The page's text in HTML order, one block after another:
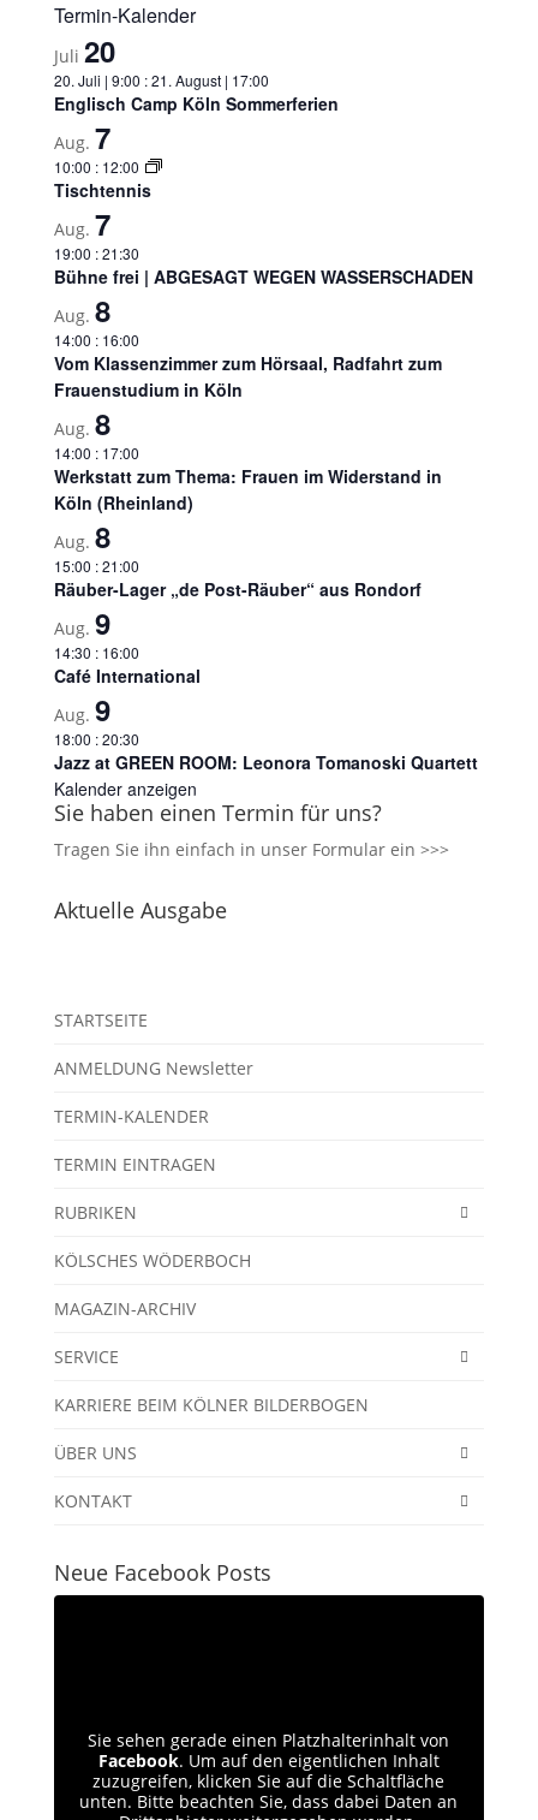
Termin-Kalender
Juli 20
20. Juli | 9:00 :21. August | 17:00
Englisch Camp Köln Sommerferien
Aug. 7
10:00 : 12:00
Tischtennis
Aug. 7
19:00 :21:30
Bühne frei | ABGESAGT WEGEN WASSERSCHADEN
Aug. 8
14:00 : 16:00
Vom Klassenzimmer zum Hörsaal, Radfahrt zum
Frauenstudium in Köln
Aug. 8
14:00 : 17:00
Werkstatt zum Thema: Frauen im Widerstand in
Köln (Rheinland)
Aug. 8
15:00 :21:00
Räuber-Lager „de Post-Räuber“ aus Rondorf
Aug. 9
14:30 : 16:00
Café International
Aug. 9
18:00 :20:30
Jazz at GREEN ROOM: Leonora Tomanoski Quartett
Kalender anzeigen
Sie haben einen Termin für uns?
Tragen Sie ihn einfach in unser Formular ein >>>
Aktuelle Ausgabe
STARTSEITE
ANMELDUNG Newsletter
TERMIN-KALENDER
TERMIN EINTRAGEN
RUBRIKEN
KÖLSCHES WÖDERBOCH
MAGAZIN-ARCHIV
SERVICE
KARRIERE BEIM KÖLNER BILDERBOGEN
ÜBER UNS
KONTAKT
Neue Facebook Posts
Sie sehen gerade einen Platzhalterinhalt von
Facebook. Um auf den eigentlichen Inhalt
zuzugreifen, klicken Sie auf die Schaltfläche
unten. Bitte beachten Sie, dass dabei Daten an